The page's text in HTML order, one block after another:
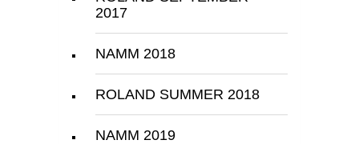
2017
NAMM 2018
ROLAND SUMMER 2018
NAMM 2019